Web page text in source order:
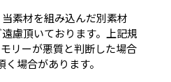
素材を組み込んだ別素材
慮頂いております。上記規
リーが悪質と判断した場合
場合があります。